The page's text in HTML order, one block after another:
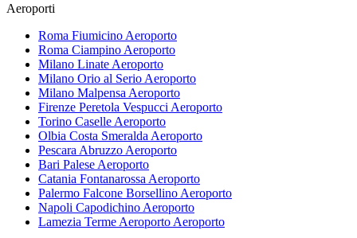
Aeroporti
Roma Fiumicino Aeroporto
Roma Ciampino Aeroporto
Milano Linate Aeroporto
Milano Orio al Serio Aeroporto
Milano Malpensa Aeroporto
Firenze Peretola Vespucci Aeroporto
Torino Caselle Aeroporto
Olbia Costa Smeralda Aeroporto
Pescara Abruzzo Aeroporto
Bari Palese Aeroporto
Catania Fontanarossa Aeroporto
Palermo Falcone Borsellino Aeroporto
Napoli Capodichino Aeroporto
Lamezia Terme Aeroporto Aeroporto